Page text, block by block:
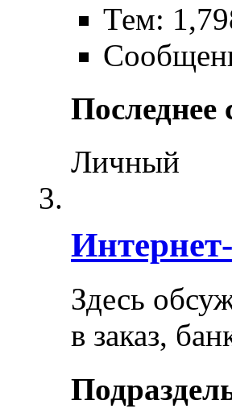
Тем:
Последнее
Личный
Здесь
в заказ,